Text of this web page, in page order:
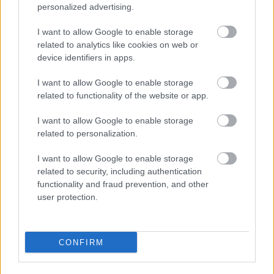
personalized advertising.
I want to allow Google to enable storage
related to analytics like cookies on web or
device identifiers in apps.
I want to allow Google to enable storage
related to functionality of the website or app.
I want to allow Google to enable storage
related to personalization.
I want to allow Google to enable storage
related to security, including authentication
functionality and fraud prevention, and other
user protection.
CONFIRM
Magyar sikerek az idei
iPhone Photography Awards
pályázatán
kihirdette 19. alkalommal megrendezett
nemzetközi fotópályázatának eredményeit. A
fődíjat, a Grand Prix Photographer of the Year
címet a
Aktuális kiállításaink